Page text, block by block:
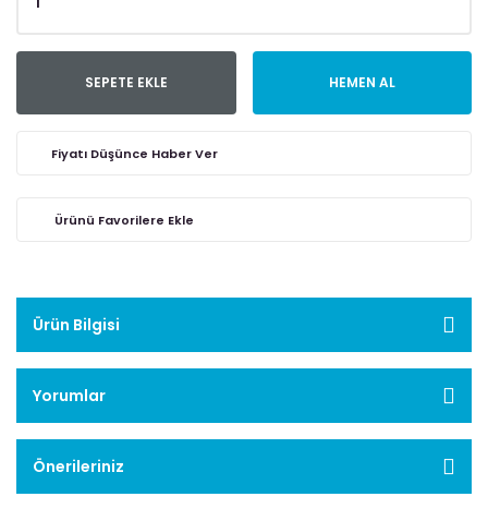
SEPETE EKLE HEMEN AL
Fiyatı Düşünce Haber Ver
Ürün Bilgisi
Yorumlar
Önerileriniz